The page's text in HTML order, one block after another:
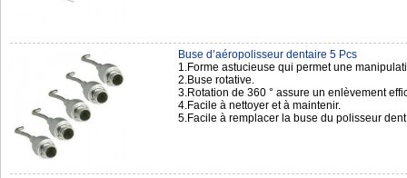
Buse d’aéropolisseur dentaire 5 Pcs
1.Forme astucieuse qui permet une
2.Buse rotative.
3.Rotation de 360 ° assure un enlèvement
4.Facile à nettoyer et à maintenir.
5.Facile à remplacer la buse du polisseur